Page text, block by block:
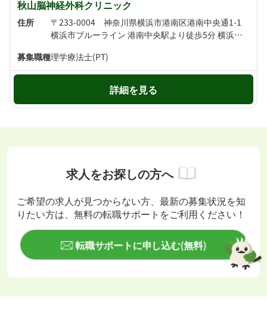
秋山脳神経外科クリニック
住所
〒233-0004 神奈川県横浜市港南区港南中央通1-1
横浜市ブルーライン 港南中央駅より徒歩5分 横浜市ブルーライン 上大岡駅より徒歩7分
募集職種理学療法士(PT)
詳細を見る
求人をお探しの方へ
ご希望の求人が見つからない方、最新の募集状況を知
りたい方は、無料の転職サポートをご利用ください！
転職サポートに申し込む(無料)